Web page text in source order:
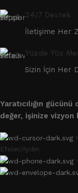
İletişime Her
Sizin İçin Her
Yaratıcılığın
değer, işinize vizyon
Efeler/Aydın